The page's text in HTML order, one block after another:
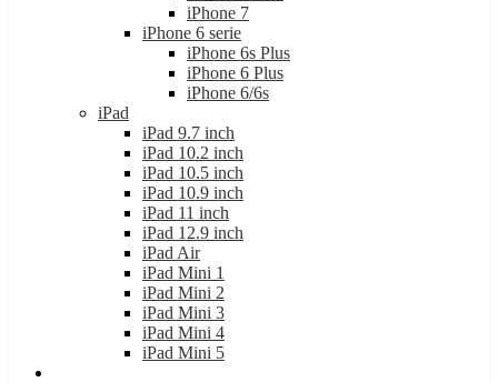
iPhone 7
iPhone 6 serie
iPhone 6s Plus
iPhone 6 Plus
iPhone 6/6s
iPad
iPad 9.7 inch
iPad 10.2 inch
iPad 10.5 inch
iPad 10.9 inch
iPad 11 inch
iPad 12.9 inch
iPad Air
iPad Mini 1
iPad Mini 2
iPad Mini 3
iPad Mini 4
iPad Mini 5